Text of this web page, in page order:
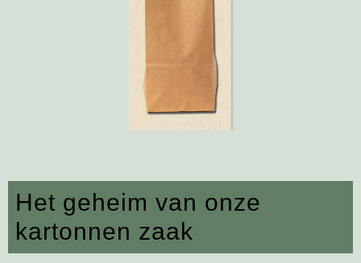
Het geheim van onze
kartonnen zaak